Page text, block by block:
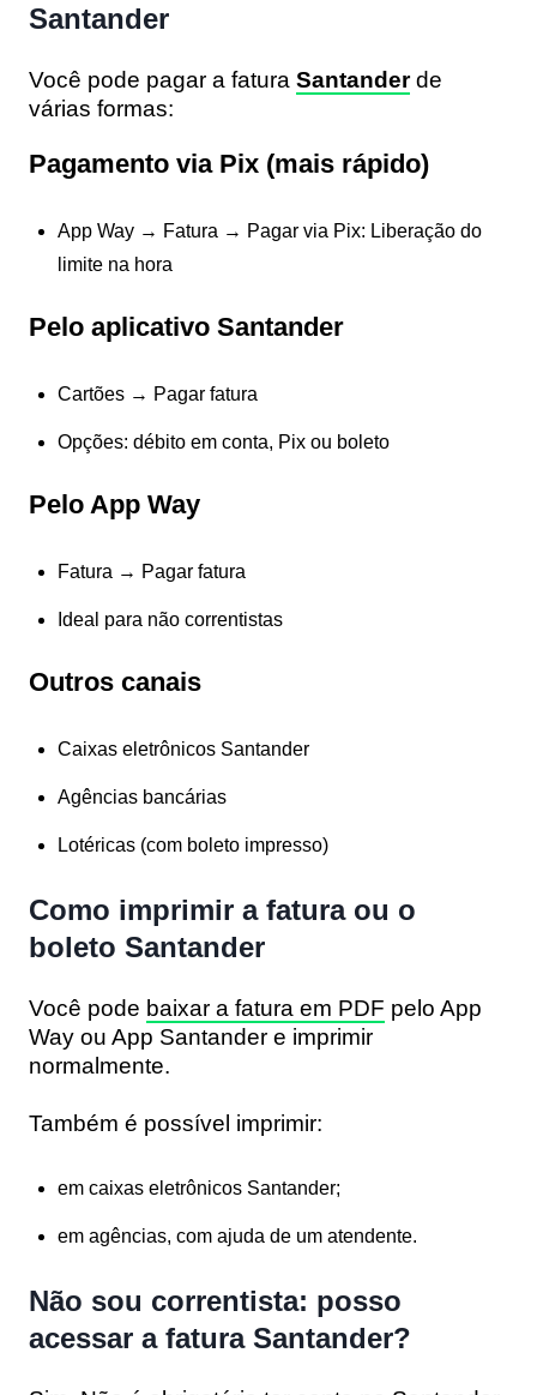
Santander
Você pode pagar a fatura Santanderde
várias formas:
Pagamento via Pix (mais rápido)
App Way → Fatura → Pagar via Pix: Liberação do
limite na hora
Pelo aplicativo Santander
Cartões → Pagar fatura
Opções: débito em conta, Pix ou boleto
Pelo App Way
Fatura → Pagar fatura
Ideal para não correntistas
Outros canais
Caixas eletrônicos Santander
Agências bancárias
Lotéricas (com boleto impresso)
Como imprimir a fatura ou o
boleto Santander
Você pode baixar a fatura em PDF pelo App
Way ou App Santander e imprimir
normalmente.
Também é possível imprimir:
em caixas eletrônicos Santander;
em agências, com ajuda de um atendente.
Não sou correntista: posso
acessar a fatura Santander?